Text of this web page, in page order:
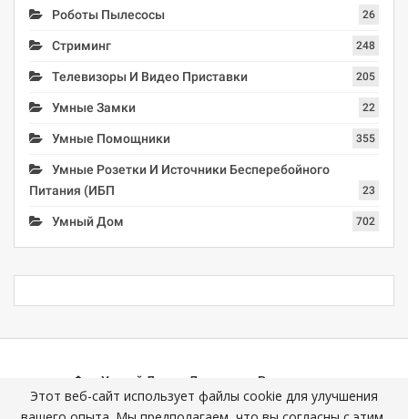
Роботы Пылесосы 26
Стриминг 248
Телевизоры И Видео Приставки 205
Умные Замки 22
Умные Помощники 355
Умные Розетки И Источники Бесперебойного
Питания (ИБП
23
Умный Дом 702
Умный Дом
Домашние Развлечения
Умные Помощники
Интересные Устройства
Этот веб-сайт использует файлы cookie для улучшения